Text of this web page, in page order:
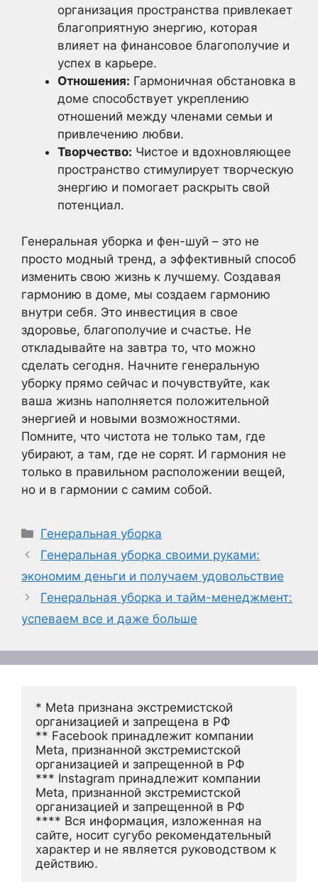
организация пространства привлекает
благоприятную энергию, которая
влияет на финансовое благополучие и
успех в карьере.
Отношения: Гармоничная обстановка в
доме способствует укреплению
отношений между членами семьи и
привлечению любви.
Творчество: Чистое и вдохновляющее
пространство стимулирует творческую
энергию и помогает раскрыть свой
потенциал.
Генеральная уборка и фен-шуй – это не
просто модный тренд, а эффективный способ
изменить свою жизнь к лучшему. Создавая
гармонию в доме, мы создаем гармонию
внутри себя. Это инвестиция в свое
здоровье, благополучие и счастье. Не
откладывайте на завтра то, что можно
сделать сегодня. Начните генеральную
уборку прямо сейчас и почувствуйте, как
ваша жизнь наполняется положительной
энергией и новыми возможностями.
Помните, что чистота не только там, где
убирают, а там, где не сорят. И гармония не
только в правильном расположении вещей,
но и в гармонии с самим собой.
Рубрики
Генеральная уборка
Генеральная уборка своими руками:
экономим деньги и получаем удовольствие
Генеральная уборка и тайм-менеджмент:
успеваем все и даже больше
* Meta признана экстремистской
организацией и запрещена в РФ
** Facebook принадлежит компании
Meta, признанной экстремистской
организацией и запрещенной в РФ
*** Instagram принадлежит компании
Meta, признанной экстремистской
организацией и запрещенной в РФ
**** Вся информация, изложенная на
сайте, носит сугубо рекомендательный
характер и не является руководством к
действию.